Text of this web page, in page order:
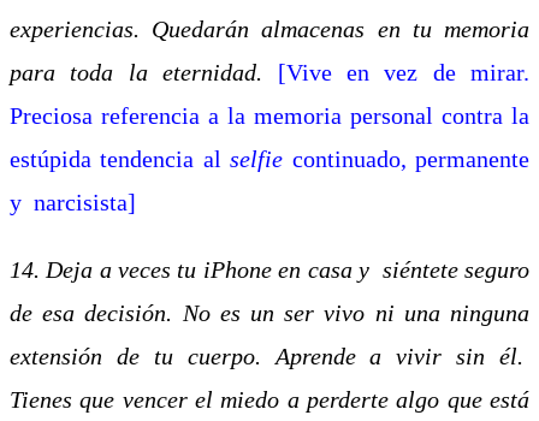
experiencias. Quedarán almacenas en tu memoria
para toda la eternidad.
[Vive en vez de mirar.
Preciosa referencia a la memoria personal contra la
estúpida tendencia alselfie continuado, permanente
y narcisista]
14. Deja a veces tu iPhone en casa y siéntete seguro
de esa decisión. No es un ser vivo ni una ninguna
extensión de tu cuerpo. Aprende a vivir sin él.
Tienes que vencer el miedo a perderte algo que está